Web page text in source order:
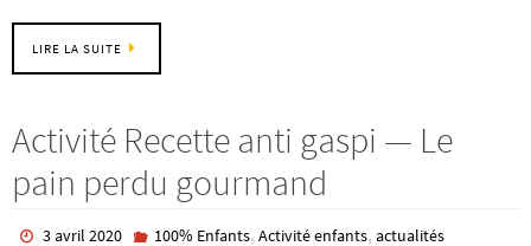
LIRE LA SUITE
Activité Recette anti gaspi — Le
pain perdu gourmand
3 avril 2020 100% Enfants, Activité enfants, actualités